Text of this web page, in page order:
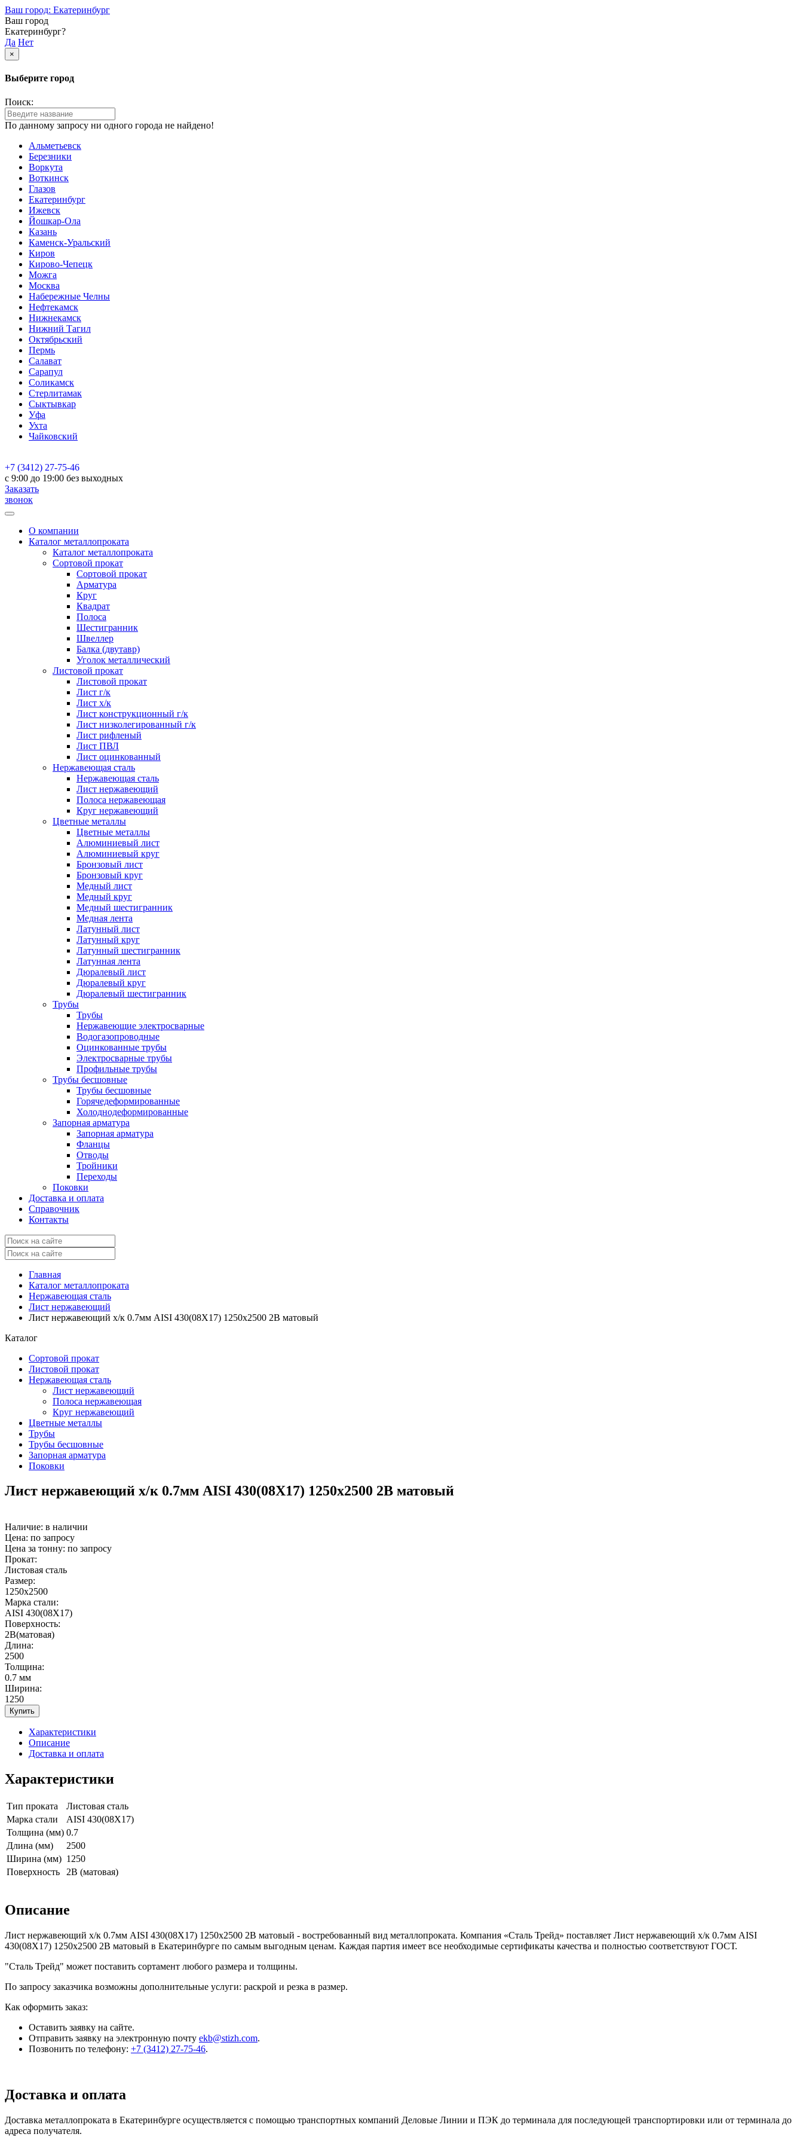
Ваш город: Екатеринбург
Ваш город
Екатеринбург?
Да Нет
×
Выберите город
Поиск:
По данному запросу ни одного города не найдено!
Альметьевск
Березники
Воркута
Воткинск
Глазов
Екатеринбург
Ижевск
Йошкар-Ола
Казань
Каменск-Уральский
Киров
Кирово-Чепецк
Можга
Москва
Набережные Челны
Нефтекамск
Нижнекамск
Нижний Тагил
Октябрьский
Пермь
Салават
Сарапул
Соликамск
Стерлитамак
Сыктывкар
Уфа
Ухта
Чайковский
+7 (3412) 27-75-46
c 9:00 до 19:00 без выходных
Заказать
звонок
О компании
Каталог металлопроката
Каталог металлопроката
Сортовой прокат
Сортовой прокат
Арматура
Круг
Квадрат
Полоса
Шестигранник
Швеллер
Балка (двутавр)
Уголок металлический
Листовой прокат
Листовой прокат
Лист г/к
Лист х/к
Лист конструкционный г/к
Лист низколегированный г/к
Лист рифленый
Лист ПВЛ
Лист оцинкованный
Нержавеющая сталь
Нержавеющая сталь
Лист нержавеющий
Полоса нержавеющая
Круг нержавеющий
Цветные металлы
Цветные металлы
Алюминиевый лист
Алюминиевый круг
Бронзовый лист
Бронзовый круг
Медный лист
Медный круг
Медный шестигранник
Медная лента
Латунный лист
Латунный круг
Латунный шестигранник
Латунная лента
Дюралевый лист
Дюралевый круг
Дюралевый шестигранник
Трубы
Трубы
Нержавеющие электросварные
Водогазопроводные
Оцинкованные трубы
Электросварные трубы
Профильные трубы
Трубы бесшовные
Трубы бесшовные
Горячедеформированные
Холоднодеформированные
Запорная арматура
Запорная арматура
Фланцы
Отводы
Тройники
Переходы
Поковки
Доставка и оплата
Справочник
Контакты
Главная
Каталог металлопроката
Нержавеющая сталь
Лист нержавеющий
Лист нержавеющий х/к 0.7мм AISI 430(08X17) 1250х2500 2B матовый
Каталог
Сортовой прокат
Листовой прокат
Нержавеющая сталь
Лист нержавеющий
Полоса нержавеющая
Круг нержавеющий
Цветные металлы
Трубы
Трубы бесшовные
Запорная арматура
Поковки
Лист нержавеющий х/к 0.7мм AISI 430(08X17) 1250х2500 2B матовый
Наличие: в наличии
Цена: по запросу
Цена за тонну: по запросу
Прокат:
Листовая сталь
Размер:
1250х2500
Марка стали:
AISI 430(08Х17)
Поверхность:
2В(матовая)
Длина:
2500
Толщина:
0.7 мм
Ширина:
1250
Купить
Характеристики
Описание
Доставка и оплата
Характеристики
Тип проката
Листовая сталь
Марка стали
AISI 430(08Х17)
Толщина (мм) 0.7
Длина (мм)
2500
Ширина (мм) 1250
Поверхность
2В (матовая)
Описание
Лист нержавеющий х/к 0.7мм AISI 430(08X17) 1250х2500 2B матовый - востребованный вид металлопроката. Компания «Сталь Трейд» поставляет Лист нержавеющий х/к 0.7мм AISI
430(08X17) 1250х2500 2B матовый в Екатеринбурге по самым выгодным ценам. Каждая партия имеет все необходимые сертификаты качества и полностью соответствуют ГОСТ.
"Сталь Трейд" может поставить сортамент любого размера и толщины.
По запросу заказчика возможны дополнительные услуги: раскрой и резка в размер.
Как оформить заказ:
Оставить заявку на сайте.
Отправить заявку на электронную почту ekb@stizh.com.
Позвонить по телефону: +7 (3412) 27-75-46.
Доставка и оплата
Доставка металлопроката в Екатеринбурге осуществляется с помощью транспортных компаний Деловые Линии и ПЭК до терминала для последующей транспортировки или от терминала до
адреса получателя.